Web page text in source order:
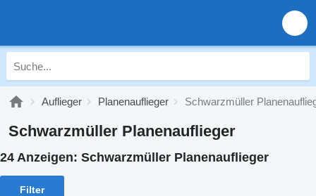
Auflieger Planenauflieger Schwarzmüller
Schwarzmüller Planenauflieger
24 Anzeigen: Schwarzmüller Planenauflieger
Filter